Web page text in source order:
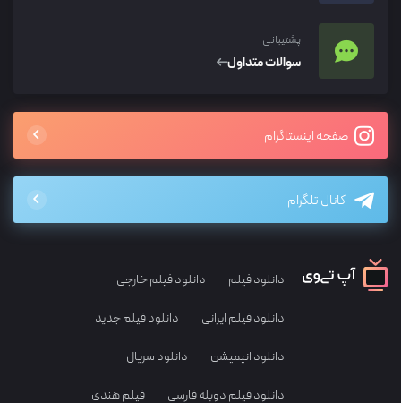
پشتیبانی
سوالات متداول
صفحه اینستاگرام
کانال تلگرام
دانلود فیلم دانلود فیلم خارجی
دانلود فیلم ایرانی دانلود فیلم جدید
دانلود انیمیشن دانلود سریال
دانلود فیلم دوبله فارسی فیلم هندی